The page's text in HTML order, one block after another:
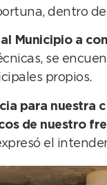
dentro
Municipio a
se
propios.
para nuestra
de nuestro
el